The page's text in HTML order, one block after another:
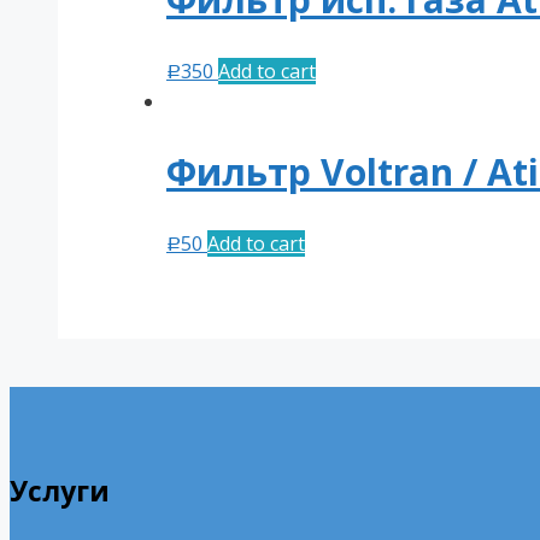
Р350 Add to cart
Фильтp Voltran /
Р50 Add to cart
Услуги